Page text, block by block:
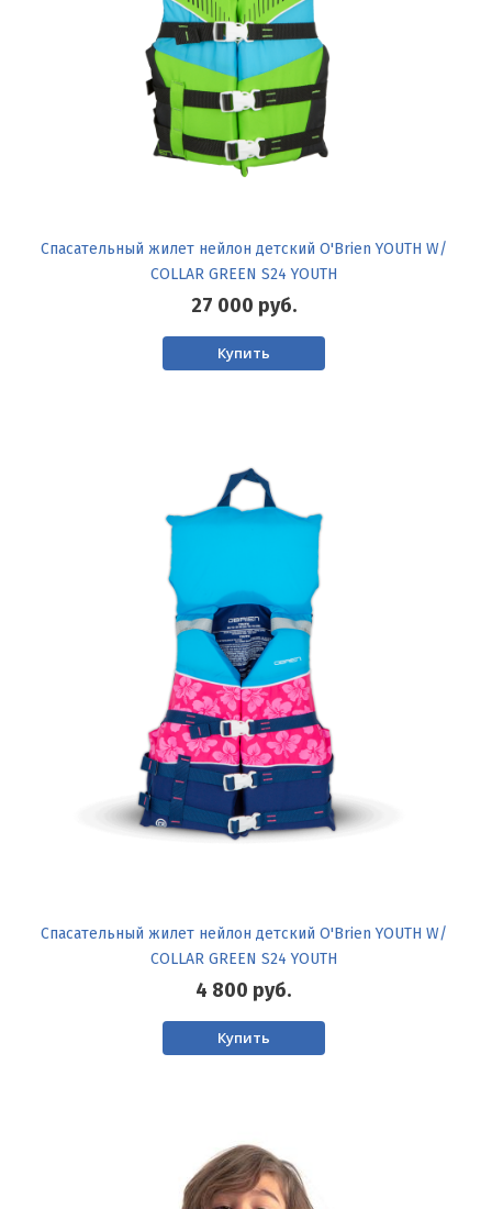
Спасательный жилет нейлон детский O'Brien YOUTH W/
COLLAR GREEN S24 YOUTH
27 000 руб.
Купить
Спасательный жилет нейлон детский O'Brien YOUTH W/
COLLAR GREEN S24 YOUTH
4 800 руб.
Купить